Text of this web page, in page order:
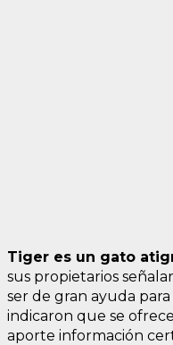
Tiger es un gato
sus propietarios
ser de gran ayuda
indicaron que se
aporte información